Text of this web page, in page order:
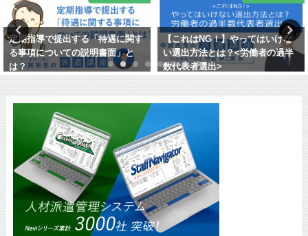
定期指導で提出する「待遇に関す
る事項についての説明書面」と
は？
2021年6月28日
【これはNG！】やってはいけな
い選出方法とは？<労働者の過半
数代表者選出>
2020年12月3日